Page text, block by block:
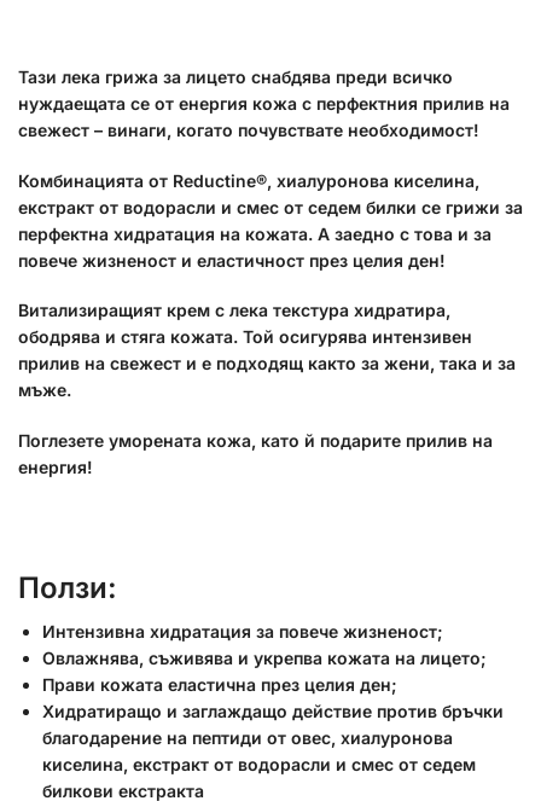
Тази лека грижа за лицето снабдява преди всичко
нуждаещата се от енергия кожа с перфектния прилив на
свежест – винаги, когато почувствате необходимост!
Комбинацията от Reductine®, хиалуронова киселина,
екстракт от водорасли и смес от седем билки се грижи за
перфектна хидратация на кожата. А заедно с това и за
повече жизненост и еластичност през целия ден!
Витализиращият крем с лека текстура хидратира,
ободрява и стяга кожата. Той осигурява интензивен
прилив на свежест и е подходящ както за жени, така и за
мъже.
Поглезете уморената кожа, като й подарите прилив на
енергия!
Ползи:
Интензивна хидратация за повече жизненост;
Овлажнява, съживява и укрепва кожата на лицето;
Прави кожата еластична през целия ден;
Хидратиращо и заглаждащо действие против бръчки
благодарение на пептиди от овес, хиалуронова
киселина, екстракт от водорасли и смес от седем
билкови екстракта